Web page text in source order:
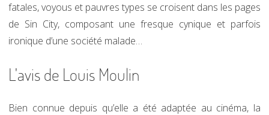
fatales, voyous et pauvres types se croisent dans les pages
de Sin City, composant une fresque cynique et parfois
ironique d’une société malade…
L'avis de Louis Moulin
Bien connue depuis qu’elle a été adaptée au cinéma, la